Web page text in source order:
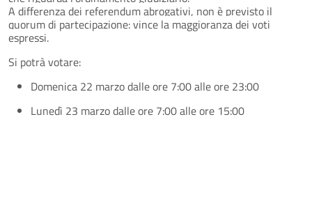
A differenza dei referendum abrogativi, non è previsto il
quorum di partecipazione: vince la maggioranza dei voti
espressi.
Si potrà votare:
Domenica 22 marzo dalle ore 7:00 alle ore 23:00
Lunedì 23 marzo dalle ore 7:00 alle ore 15:00